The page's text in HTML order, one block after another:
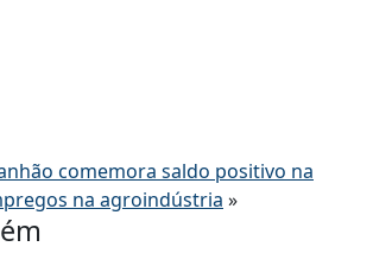
comemora saldo positivo na
na agroindústria »